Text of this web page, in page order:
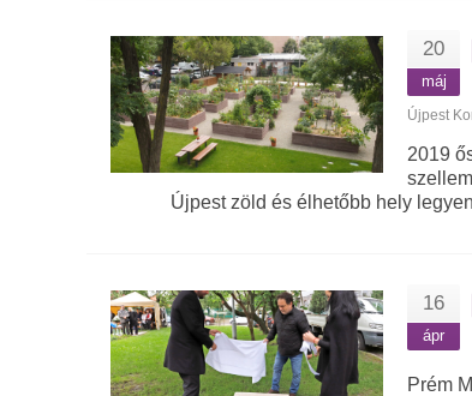
20
máj
Újpest
2019
Újpest zöld és élhetőbb hely
16
ápr
Prém